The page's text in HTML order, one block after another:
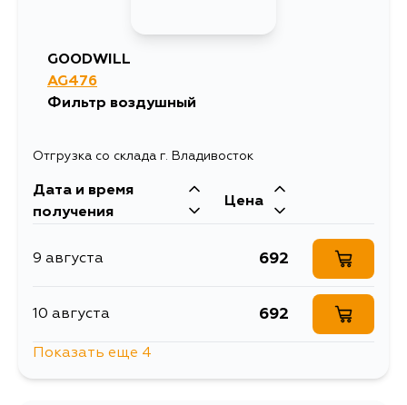
GOODWILL
AG476
Фильтр воздушный
Отгрузка со склада г. Владивосток
Дата и время
получения
Цена
9 августа 692
10 августа 692
Показать еще 4